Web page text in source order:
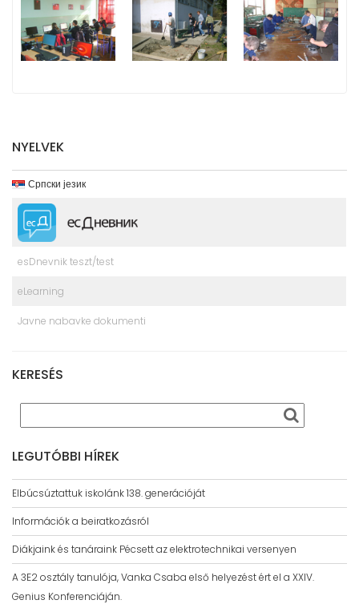
NYELVEK
Српски језик
esDnevnik teszt/test
eLearning
Javne nabavke dokumenti
KERESÉS
LEGUTÓBBI HÍREK
Elbúcsúztattuk iskolánk 138. generációját
Információk a beiratkozásról
Diákjaink és tanáraink Pécsett az elektrotechnikai versenyen
A 3E2 osztály tanulója, Vanka Csaba első helyezést ért el a XXIV.
Genius Konferenciáján.